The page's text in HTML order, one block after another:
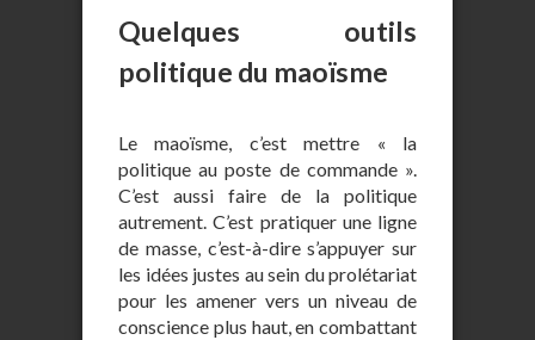
Quelques outils
politique du maoïsme
Le maoïsme, c’est mettre « la
politique au poste de commande ».
C’est aussi faire de la politique
autrement. C’est pratiquer une ligne
de masse, c’est-à-dire s’appuyer sur
les idées justes au sein du prolétariat
pour les amener vers un niveau de
conscience plus haut, en combattant